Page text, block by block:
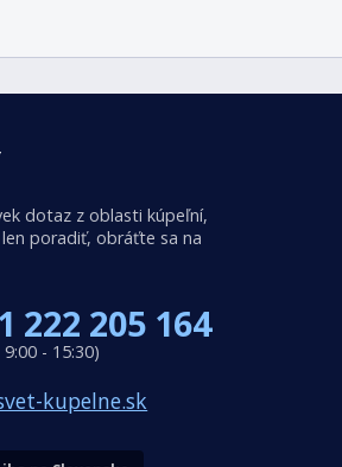
dotaz z oblasti kúpeľní,
poradiť, obráťte sa na
222 205 164
- 15:30)
kupelne.sk